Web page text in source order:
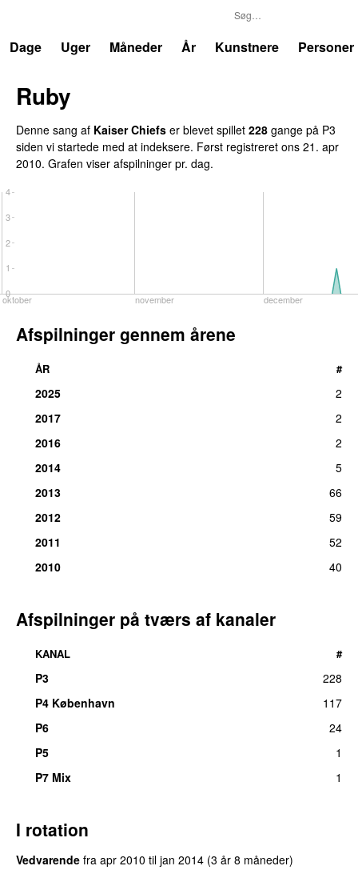
Dage
Uger Måneder År Kunstnere Personer
Ruby
Denne sang af Kaiser Chiefs er blevet spillet 228 gange på P3
siden vi startede med at indeksere. Først registreret ons 21. apr
2010. Grafen viser afspilninger pr. dag.
oktober november december
0
1
2
3
4
Afspilninger gennem årene
ÅR #
2025
2
2017
2
2016
2
2014
5
2013
66
2012
59
2011
52
2010
40
Afspilninger på tværs af kanaler
KANAL #
P3
228
P4 København
117
P6
24
P5
1
P7 Mix
1
I rotation
Vedvarende fra apr 2010 til jan 2014 (3 år 8 måneder)